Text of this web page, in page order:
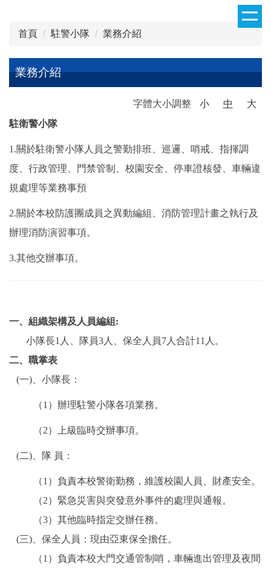
首頁 駐警小隊 業務介紹
業務介紹
字體大小調整 小 中
大
駐衛警小隊
1.關於駐衛警小隊人員之警勤排班、巡邏、哨戒、指揮調
度、行政管理、門禁管制、校園安全、停車證核發、車輛違
規處理等業務事預
2.關於本校防護團成員之異動編組、消防管理計畫之執行及
辦理消防演習事項。
3.其他交辦事項。
一、組織架構及人員編組:
小隊長1人、隊員3人、保全人員7人合計11人。
二、職掌表
(一)、小隊長：
（1）辦理駐警小隊各項業務。
（2）上級臨時交辦事項。
(二)、隊 員：
（1）負責本校警衛勤務，維護校園人員、財產安全。
（2）緊急災害與突發意外事件的處理與通報。
（3）其他臨時指定交辦任務。
(三)、保全人員：現由亞東保全擔任。
（1）負責本校大門交通管制哨，車輛進出管理及夜間